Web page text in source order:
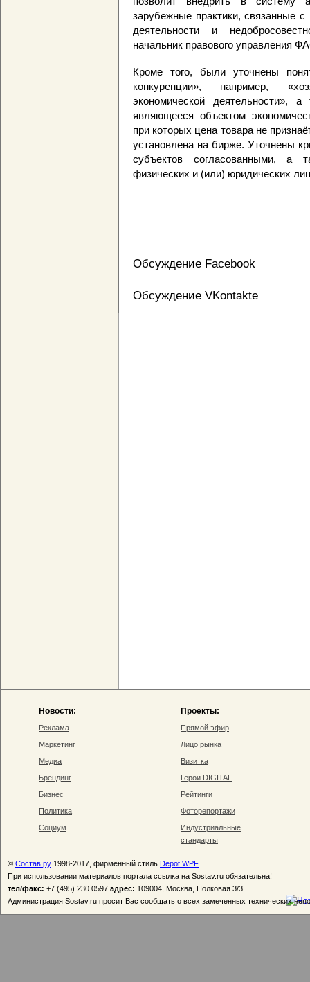
зарубежные практики, связанные с
деятельности и
начальник правового управления
Кроме того, были уточнены
конкуренции», например,
экономической деятельности»,
являющееся объектом
при которых цена товара не
установлена на бирже. Уточнены
субъектов согласованными, а
физических и (или) юридических
Обсуждение Facebook
Обсуждение VKontakte
Новости:
Реклама
Маркетинг
Медиа
Брендинг
Бизнес
Политика
Социум
Проекты:
Прямой эфир
Лицо рынка
Визитка
Герои DIGITAL
Рейтинги
Фоторепортажи
Индустриальные
стандарты
© Состав.ру 1998-2017, фирменный стиль Depot WPF
При использовании материалов портала ссылка на Sostav.ru обязательна!
тел/факс: +7 (495) 230 0597 адрес: 109004, Москва, Полковая 3/3
Администрация Sostav.ru просит Вас сообщать о всех замеченных технических